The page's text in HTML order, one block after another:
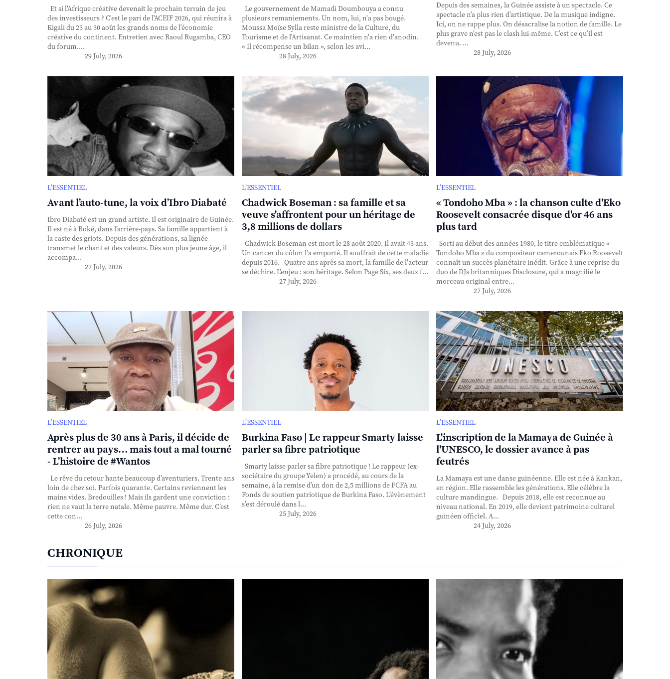
Et si l'Afrique créative devenait le prochain terrain de jeu
des investisseurs ? C'est le pari de l'ACEIF 2026, qui réunira à
Kigali du 23 au 30 août les grands noms de l'économie
créative du continent. Entretien avec Raoul Rugamba, CEO
du forum....
29 July, 2026
Le gouvernement de Mamadi Doumbouya a connu
plusieurs remaniements. Un nom, lui, n'a pas bougé.
Moussa Moïse Sylla reste ministre de la Culture, du
Tourisme et de l'Artisanat. Ce maintien n'a rien d'anodin.
« Il récompense un bilan », selon les avi...
28 July, 2026
Depuis des semaines, la Guinée assiste à un spectacle. Ce
spectacle n’a plus rien d’artistique. De la musique indigne.
Ici, on ne rappe plus. On désacralise la notion de famille. Le
plus grave n’est pas le clash lui-même. C’est ce qu’il est
devenu. ...
28 July, 2026
L’ESSENTIEL
Avant l’auto-tune, la voix d’Ibro Diabaté
Ibro Diabaté est un grand artiste. Il est originaire de Guinée.
Il est né à Boké, dans l’arrière-pays. Sa famille appartient à
la caste des griots. Depuis des générations, sa lignée
transmet le chant et des valeurs. Dès son plus jeune âge, il
accompa...
27 July, 2026
L’ESSENTIEL
Chadwick Boseman : sa famille et sa
veuve s'affrontent pour un héritage de
3,8 millions de dollars
Chadwick Boseman est mort le 28 août 2020. Il avait 43 ans.
Un cancer du côlon l'a emporté. Il souffrait de cette maladie
depuis 2016. Quatre ans après sa mort, la famille de l'acteur
se déchire. L'enjeu : son héritage. Selon Page Six, ses deux f...
27 July, 2026
L’ESSENTIEL
« Tondoho Mba » : la chanson culte d'Eko
Roosevelt consacrée disque d'or 46 ans
plus tard
Sorti au début des années 1980, le titre emblématique «
Tondoho Mba » du compositeur camerounais Eko Roosevelt
connaît un succès planétaire inédit. Grâce à une reprise du
duo de DJs britanniques Disclosure, qui a magnifié le
morceau original entre...
27 July, 2026
L’ESSENTIEL
Après plus de 30 ans à Paris, il décide de
rentrer au pays… mais tout a mal tourné
- L’histoire de #Wantos
Le rêve du retour hante beaucoup d’aventuriers. Trente ans
loin de chez soi. Parfois quarante. Certains reviennent les
mains vides. Bredouilles ! Mais ils gardent une conviction :
rien ne vaut la terre natale. Même pauvre. Même dur. C’est
cette con...
26 July, 2026
L’ESSENTIEL
Burkina Faso | Le rappeur Smarty laisse
parler sa fibre patriotique
Smarty laisse parler sa fibre patriotique ! Le rappeur (ex-
sociétaire du groupe Yelen) a procédé, au cours de la
semaine, à la remise d’un don de 2,5 millions de FCFA au
Fonds de soutien patriotique de Burkina Faso. L’évènement
s’est déroulé dans l...
25 July, 2026
L’ESSENTIEL
L'inscription de la Mamaya de Guinée à
l'UNESCO, le dossier avance à pas
feutrés
La Mamaya est une danse guinéenne. Elle est née à Kankan,
en région. Elle rassemble les générations. Elle célèbre la
culture mandingue. Depuis 2018, elle est reconnue au
niveau national. En 2019, elle devient patrimoine culturel
guinéen officiel. A...
24 July, 2026
CHRONIQUE